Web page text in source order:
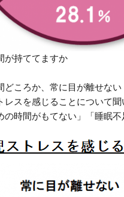
が持ててますか
どころか、常に目が離せない
レスを感じることについて
の時間がもてない」「睡眠